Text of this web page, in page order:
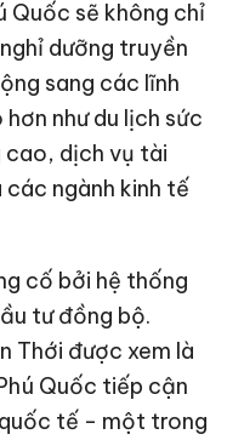
Quốc sẽ không chỉ
dưỡng truyền
sang các lĩnh
như du lịch sức
dịch vụ tài
ngành kinh tế
cố bởi hệ thống
tư đồng bộ.
Thới được xem là
Quốc tiếp cận
tế - một trong